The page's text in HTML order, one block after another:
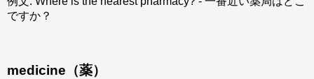
ですか？
medicine（薬）